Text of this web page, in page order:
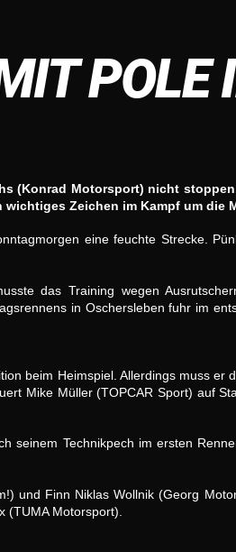
POLE
(Konrad Motorsport) nicht
Zeichen im Kampf um die
eine feuchte Strecke.
das Training wegen
in Oschersleben fuhr im
beim Heimspiel. Allerdings muss er
Mike Müller (TOPCAR Sport) auf
seinem Technikpech im ersten
und Finn Niklas Wollnik (Georg
(TUMA Motorsport).